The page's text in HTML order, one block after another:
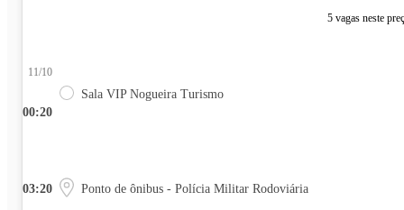
5 vagas neste
00:20
11/10
Sala VIP Nogueira Turismo
03:20 Ponto de ônibus - Polícia Militar Rodoviária